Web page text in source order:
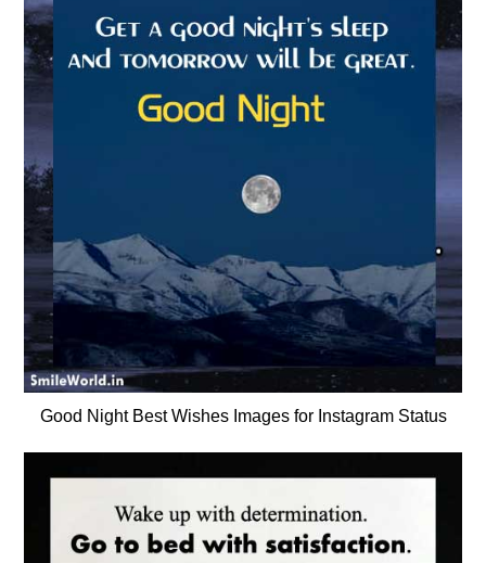
Good Night Best Wishes Images for Instagram Status